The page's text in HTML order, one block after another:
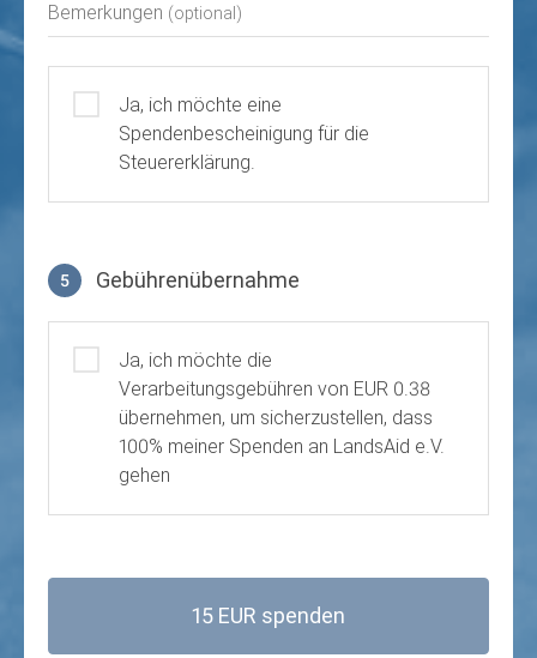
Bemerkungen (optional)
Ja, ich möchte eine
Spendenbescheinigung für die
Steuererklärung.
5 Gebührenübernahme
Ja, ich möchte die
Verarbeitungsgebühren von EUR 0.38
übernehmen, um sicherzustellen, dass
100% meiner Spenden an LandsAid e.V.
gehen
15 EUR spenden